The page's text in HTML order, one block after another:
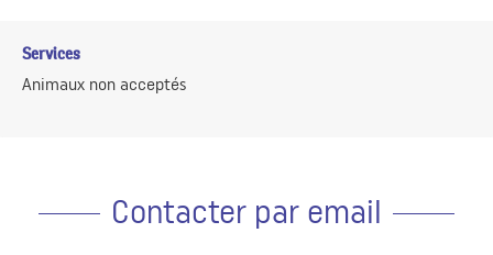
Services
Animaux non acceptés
Contacter par email